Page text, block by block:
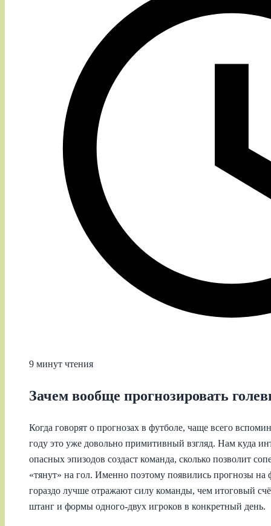
9 минут чтения
Зачем вообще прогнозировать
Когда говорят о прогнозах в футболе, чаще всего
году это уже довольно примитивный взгляд. Нам куда
опасных эпизодов создаст команда, сколько позволит
«тянут» на гол. Именно поэтому появились прогнозы
гораздо лучше отражают силу команды, чем итоговый
штанг и формы одного-двух игроков в конкретный день.